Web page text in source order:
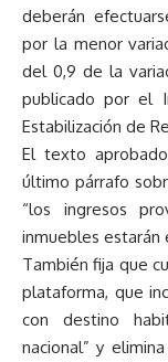
deberán
por la menor
del 0,9 de la
publicado por el
Estabilización de
El texto
último párrafo
“los ingresos
inmuebles
También fija que
plataforma, que
con destino
nacional” y